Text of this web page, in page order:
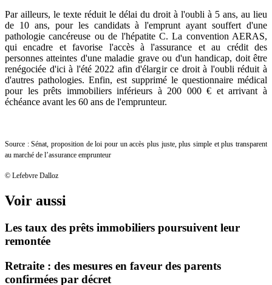
Par ailleurs, le texte réduit le délai du droit à l'oubli à 5 ans, au lieu
de 10 ans, pour les candidats à l'emprunt ayant souffert d'une
pathologie cancéreuse ou de l'hépatite C. La convention AERAS,
qui encadre et favorise l'accès à l'assurance et au crédit des
personnes atteintes d'une maladie grave ou d'un handicap, doit être
renégociée d'ici à l'été 2022 afin d'élargir ce droit à l'oubli réduit à
d'autres pathologies. Enfin, est supprimé le questionnaire médical
pour les prêts immobiliers inférieurs à 200 000 € et arrivant à
échéance avant les 60 ans de l'emprunteur.
Source : Sénat, proposition de loi pour un accès plus juste, plus simple et plus transparent
au marché de l’assurance emprunteur
© Lefebvre Dalloz
Voir aussi
Les taux des prêts immobiliers poursuivent leur
remontée
Retraite : des mesures en faveur des parents
confirmées par décret